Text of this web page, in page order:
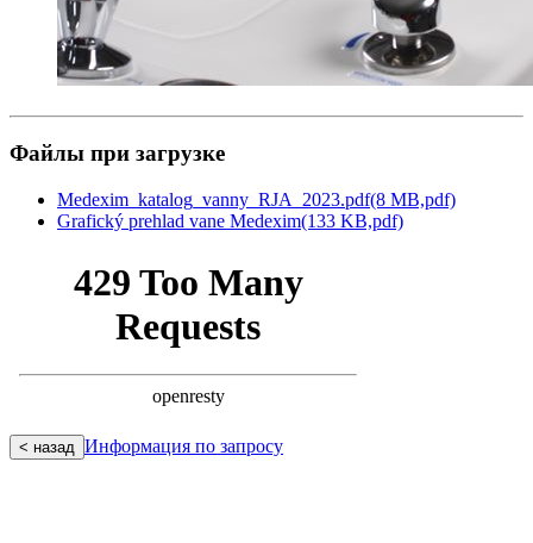
Файлы при загрузке
Medexim_katalog_vanny_RJA_2023.pdf(8 MB,pdf)
Grafický prehlad vane Medexim(133 KB,pdf)
< назад Информация по запросу